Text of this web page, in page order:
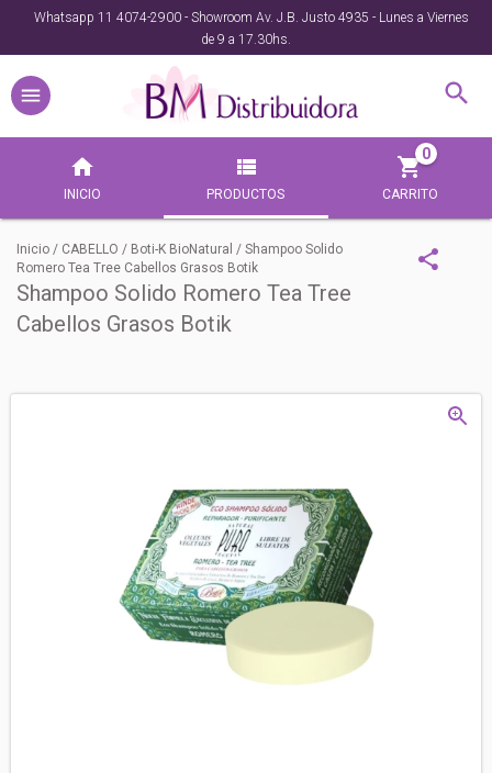
Whatsapp 11 4074-2900 - Showroom Av. J.B. Justo 4935 - Lunes a Viernes
de 9 a 17.30hs.
INICIO PRODUCTOS CARRITO
0
Inicio / CABELLO / Boti-K BioNatural / Shampoo Solido
Romero Tea Tree Cabellos Grasos Botik
Shampoo Solido Romero Tea Tree
Cabellos Grasos Botik